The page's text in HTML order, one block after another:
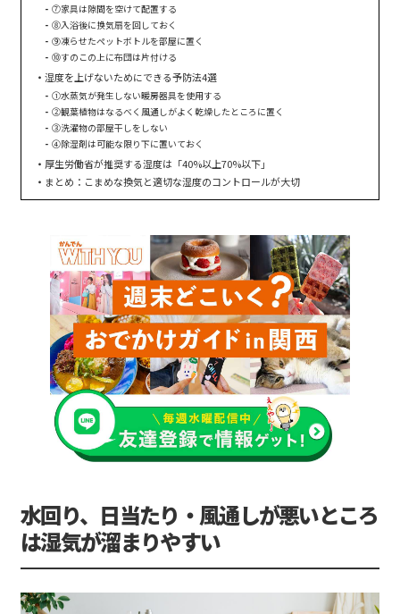
⑦家具は隙間を空けて配置する
⑧入浴後に換気扇を回しておく
⑨凍らせたペットボトルを部屋に置く
⑩すのこの上に布団は片付ける
湿度を上げないためにできる予防法4選
①水蒸気が発生しない暖房器具を使用する
②観葉植物はなるべく風通しがよく乾燥したところに置く
③洗濯物の部屋干しをしない
④除湿剤は可能な限り下に置いておく
厚生労働省が推奨する湿度は「40%以上70%以下」
まとめ：こまめな換気と適切な湿度のコントロールが大切
水回り、日当たり・風通しが悪いところ
は湿気が溜まりやすい